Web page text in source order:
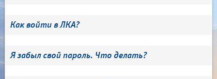
Как войти в ЛКА?
Я забыл свой пароль. Что делать?